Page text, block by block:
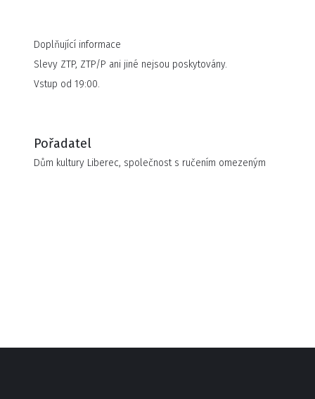
Doplňující informace
Slevy ZTP, ZTP/P ani jiné nejsou poskytovány.
Vstup od 19:00.
Pořadatel
Dům kultury Liberec, společnost s ručením omezeným